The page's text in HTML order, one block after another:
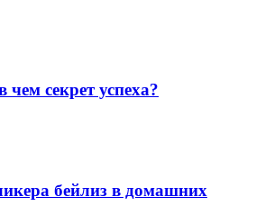
чем секрет успеха?
бейлиз в домашних